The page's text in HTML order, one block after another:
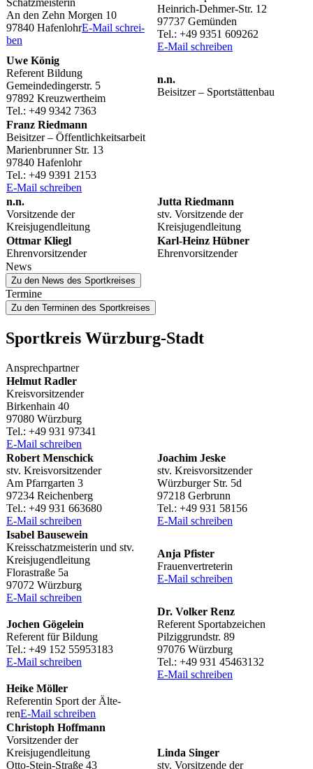
An den Zehn Morgen 10
97840 Hafen­l­ohrE‑Mail schrei­
ben
Hein­rich-Dehmer-Str. 12
97737 Gemünden
Tel.: +49 9351 609262
E‑Mail schrei­ben
Uwe König
Refe­rent Bildung
Gemein­de­din­ger­str. 5
97892 Kreuzwertheim
Tel.: +49 9342 7363
n.n.
Beisit­zer – Sportstättenbau
Franz Ried­mann
Beisit­zer – Öffentlichkeitsarbeit
Mari­en­brun­ner Str. 13
97840 Hafenlohr
Tel.: +49 9391 2153
E‑Mail schrei­ben
n.n.
Vorsit­zende der
Kreisjugendleitung
Jutta Ried­mann
stv. Vorsit­zende der
Kreisjugendleitung
Ottmar Kliegl
Ehrenvorsitzender
Karl-Heinz Hübner
Ehrenvorsitzender
News
Zu den News des Sportkreises
Termine
Zu den Terminen des Sportkreises
Sport­kreis Würzburg-Stadt
Ansprech­part­ner
Helmut Radler
Kreisvorsitzender
Birken­hain 40
97080 Würzburg
Tel.: +49 931 97341
E‑Mail schrei­ben
Robert Menschick
stv. Kreisvorsitzender
Am Pfarr­gar­ten 3
97234 Reichenberg
Tel.: +49 931 663680
E‑Mail schrei­ben
Joachim Jeske
stv. Kreisvorsitzender
Würz­bur­ger Str. 5d
97218 Gerbrunn
Tel.: +49 931 58156
E‑Mail schrei­ben
Isabel Bause­wein
Kreis­schatz­meis­te­rin und stv.
Kreisjugendleitung
Flora­straße 5a
97072 Würzburg
E‑Mail schrei­ben
Anja Pfis­ter
Frauenvertreterin
E‑Mail schrei­ben
Jochen Göge­lein
Refe­rent für Bildung
Tel.: +49 152 55953183
E‑Mail schrei­ben
Dr. Volker Renz
Refe­rent Sportabzeichen
Pilzig­grund­str. 89
97076 Würzburg
Tel.: +49 931 45463132
E‑Mail schrei­ben
Heike Möller
Refe­ren­tin Sport der Älte­
renE‑Mail schrei­ben
Chris­toph Hoffmann
Vorsit­zen­der der
Kreisjugendleitung
Otto-Stein-Straße 43
Linda Singer
stv. Vorsit­zende der